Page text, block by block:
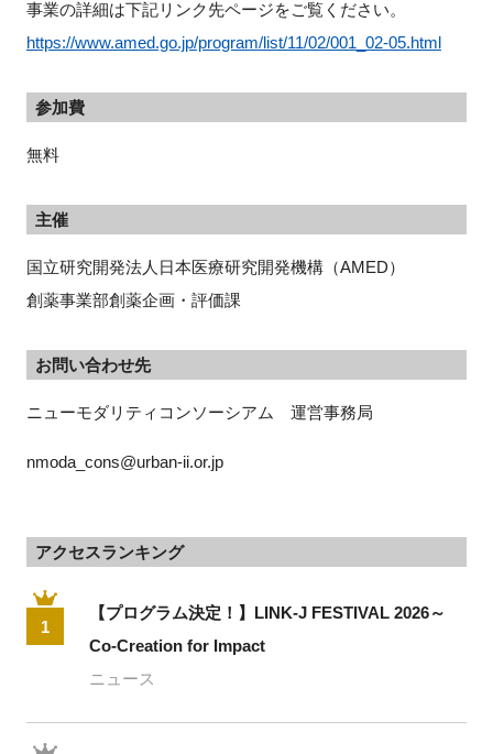
事業の詳細は下記リンク先ページをご覧ください。
https://www.amed.go.jp/program/list/11/02/001_02-05.html
参加費
無料
主催
国立研究開発法人日本医療研究開発機構（AMED）
創薬事業部創薬企画・評価課
お問い合わせ先
ニューモダリティコンソーシアム　運営事務局
nmoda_cons@urban-ii.or.jp
アクセスランキング
1
【プログラム決定！】LINK-J FESTIVAL 2026～
Co-Creation for Impact
ニュース